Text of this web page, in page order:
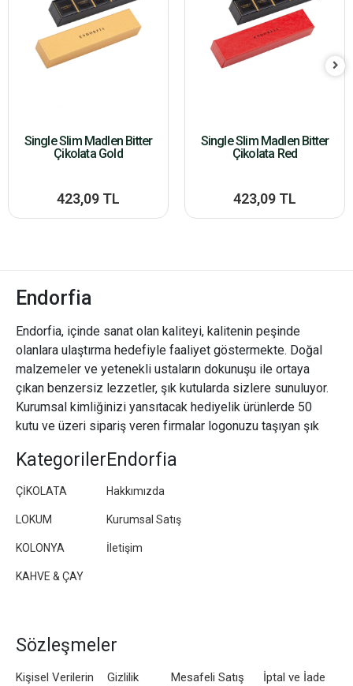
Single Slim Madlen Bitter
Çikolata Gold
423,09 TL
Single Slim Madlen Bitter
Çikolata Red
423,09 TL
Endorfia
Endorfia, içinde sanat olan kaliteyi, kalitenin peşinde
olanlara ulaştırma hedefiyle faaliyet göstermekte. Doğal
malzemeler ve yetenekli ustaların dokunuşu ile ortaya
çıkan benzersiz lezzetler, şık kutularda sizlere sunuluyor.
Kurumsal kimliğinizi yansıtacak hediyelik ürünlerde 50
kutu ve üzeri sipariş veren firmalar logonuzu taşıyan şık
Kategoriler
ÇİKOLATA
LOKUM
KOLONYA
KAHVE & ÇAY
Endorfia
Hakkımızda
Kurumsal Satış
İletişim
Sözleşmeler
Kişisel Verilerin
Gizlilik
Mesafeli Satış
İptal ve İade